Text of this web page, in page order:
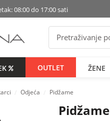
08:00 do 17:00 sati
OUTLET ŽENE
Odjeća Pidžame
Pidžame